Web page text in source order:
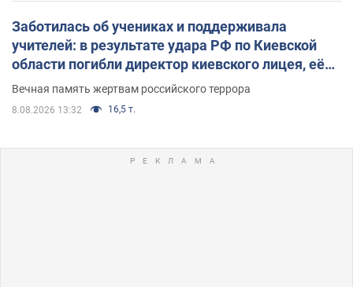
Заботилась об учениках и поддерживала
учителей: в результате удара РФ по Киевской
области погибли директор киевского лицея, её
муж и внук
Вечная память жертвам российского террора
8.08.2026 13:32 16,5 т.